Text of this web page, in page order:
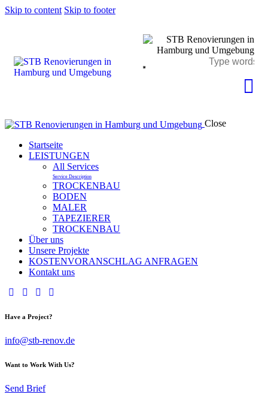
Skip to content Skip to footer
Close
Startseite
LEISTUNGEN
All Services
Service Description
TROCKENBAU
BODEN
MALER
TAPEZIERER
TROCKENBAU
Über uns
Unsere Projekte
KOSTENVORANSCHLAG ANFRAGEN
Kontakt uns
Have a Project?
info@stb-renov.de
Want to Work With Us?
Send Brief